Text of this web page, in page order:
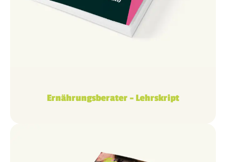
Ernährungsberater – Lehrskript